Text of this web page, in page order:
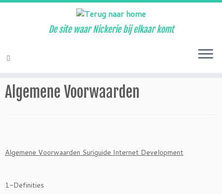
Ga
De site waar Nickerie bij elkaar komt
Algemene Voorwaarden
Algemene Voorwaarden Suriguide Internet Development
1-Definities